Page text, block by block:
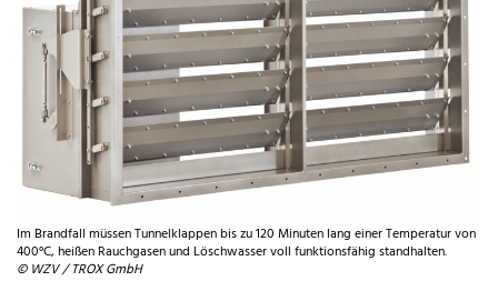
Im Brandfall müssen Tunnelklappen bis zu 120 Minuten lang einer Temperatur von
400°C, heißen Rauchgasen und Löschwasser voll funktionsfähig standhalten.
© WZV / TROX GmbH